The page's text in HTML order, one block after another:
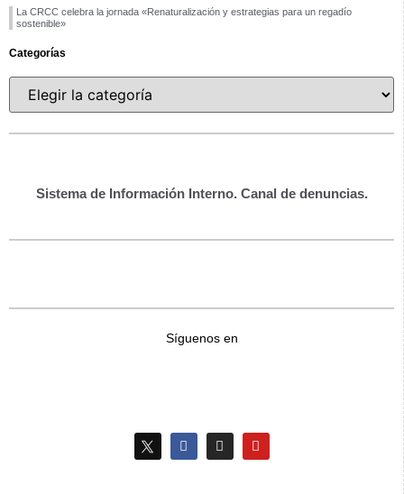
La CRCC celebra la jornada «Renaturalización y estrategias para un regadío
sostenible»
Categorías
Sistema de Información Interno. Canal de denuncias.
Síguenos en